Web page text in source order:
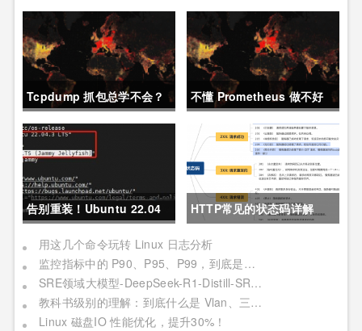
Tcpdump 抓包总学不会？
这篇保姆级教程，今天可以
拿下！
不懂 Prometheus 做不好
运维？那就来看这一篇干货
吧。
告别重装！Ubuntu 22.04
直升24.04教程，零数据丢
失的终极方案
HTTP常见的状态码详解
用这几个命令玩转 Linux 日志分析
监控指标中的 P90、P95、P99，到底是个啥？
SRE领域大模型-DeepSeek-R1-Distill-SRE-Qwen-32B-INT8
教科书级别的理解：到底什么是 Vlan、三层交换机、网关与DNS？
Linux 磁盘IO 性能优化，提升30%！